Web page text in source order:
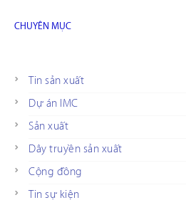
CHUYÊN MỤC
Tin sản xuất
Dự án IMC
Sản xuất
Dây truyền sản xuất
Cộng đồng
Tin sự kiện